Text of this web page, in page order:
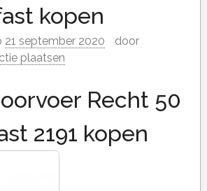
kopen
21 september 2020
door
plaatsen
Recht 50
2191 kopen